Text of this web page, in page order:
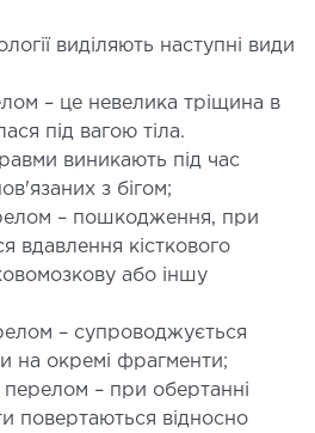
проток
контролем УЗД
виділяють наступні види
– це невелика тріщина в
під вагою тіла.
виникають під час
з бігом;
– пошкодження, при
вдавлення кісткового
або іншу
– супроводжується
на окремі фрагменти;
перелом – при обертанні
повертаються відносно